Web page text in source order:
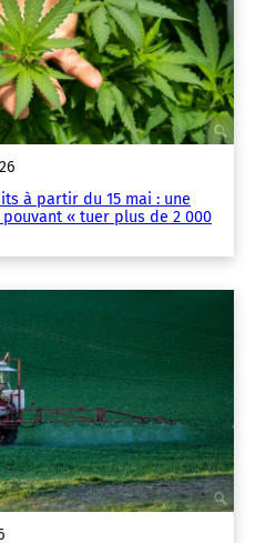
à partir du 15 mai : une
« tuer plus de 2 000